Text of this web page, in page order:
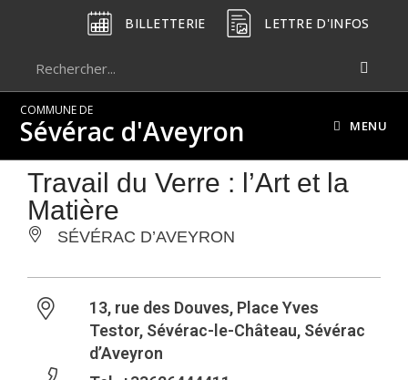
BILLETTERIE LETTRE D'INFOS
COMMUNE DE
Sévérac d'Aveyron MENU
Travail du Verre : l’Art et la
Matière
SÉVÉRAC D’AVEYRON
13, rue des Douves, Place Yves
Testor, Sévérac-le-Château, Sévérac
d’Aveyron